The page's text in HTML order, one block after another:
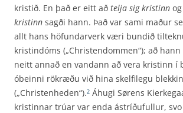
kristið. En það er eitt að telja sig kristinn
kristinn sagði hann. Það var sami maður
allt hans höfundarverk væri bundið
kristindóms („Christendommen“); að
neitt annað en vandann að vera kristinn í
óbeinni rökræðu við hina skelfilegu
(„Christenheden“).2 Áhugi Sørens
kristinnar trúar var enda ástríðufullur,